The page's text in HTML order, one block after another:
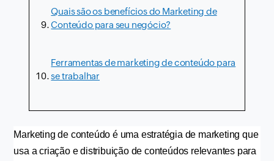
Quais são os benefícios do Marketing de
Conteúdo para seu negócio?
Ferramentas de marketing de conteúdo para
se trabalhar
Marketing de conteúdo é uma estratégia de marketing que
usa a criação e distribuição de conteúdos relevantes para